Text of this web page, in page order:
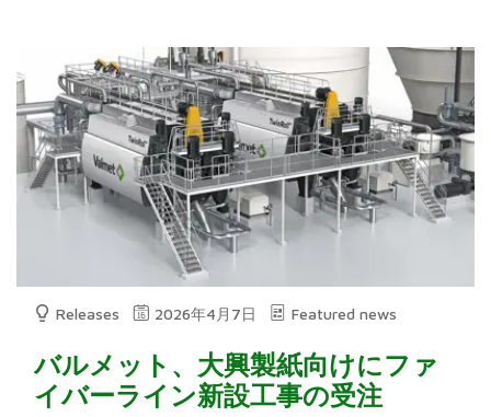
Releases 2026年4月7日 Featured news
バルメット、大興製紙向けにファ
イバーライン新設工事の受注